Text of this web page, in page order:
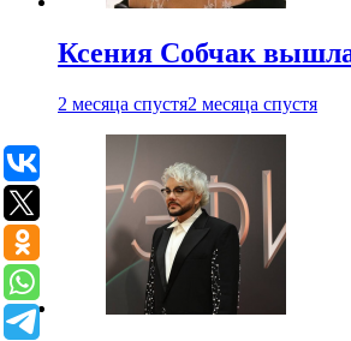
Ксения Собчак
2 месяца спустя2 месяца спустя